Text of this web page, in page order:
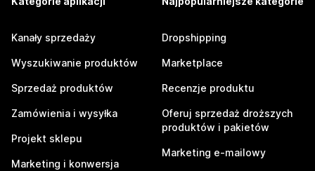
Kanały sprzedaży
Wyszukiwanie produktów
Sprzedaż produktów
Zamówienia i wysyłka
Projekt sklepu
Marketing i konwersja
Dropshipping
Marketplace
Recenzje produktu
Oferuj sprzedaż droższych
produktów i pakietów
Marketing e-mailowy